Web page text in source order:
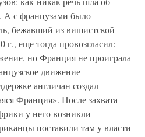
А с французами было
бежавший из вишистской
еще тогда провозгласил:
но Франция не проиграла
движение
англичан создал
Франция». После захвата
у него возникли
поставили там у власти